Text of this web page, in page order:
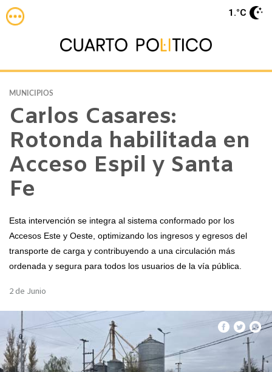
1.°C
MUNICIPIOS
Carlos Casares:
Rotonda habilitada en
Acceso Espil y Santa
Fe
Esta intervención se integra al sistema conformado por los
Accesos Este y Oeste, optimizando los ingresos y egresos del
transporte de carga y contribuyendo a una circulación más
ordenada y segura para todos los usuarios de la vía pública.
2 de Junio